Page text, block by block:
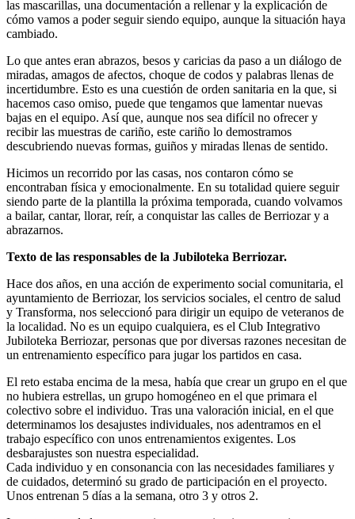
las mascarillas, una documentación a rellenar y la explicación de
cómo vamos a poder seguir siendo equipo, aunque la situación haya
cambiado.
Lo que antes eran abrazos, besos y caricias da paso a un diálogo de
miradas, amagos de afectos, choque de codos y palabras llenas de
incertidumbre. Esto es una cuestión de orden sanitaria en la que, si
hacemos caso omiso, puede que tengamos que lamentar nuevas
bajas en el equipo. Así que, aunque nos sea difícil no ofrecer y
recibir las muestras de cariño, este cariño lo demostramos
descubriendo nuevas formas, guiños y miradas llenas de sentido.
Hicimos un recorrido por las casas, nos contaron cómo se
encontraban física y emocionalmente. En su totalidad quiere seguir
siendo parte de la plantilla la próxima temporada, cuando volvamos
a bailar, cantar, llorar, reír, a conquistar las calles de Berriozar y a
abrazarnos.
Texto de las responsables de la Jubiloteka Berriozar.
Hace dos años, en una acción de experimento social comunitaria, el
ayuntamiento de Berriozar, los servicios sociales, el centro de salud
y Transforma, nos seleccionó para dirigir un equipo de veteranos de
la localidad. No es un equipo cualquiera, es el Club Integrativo
Jubiloteka Berriozar, personas que por diversas razones necesitan de
un entrenamiento específico para jugar los partidos en casa.
El reto estaba encima de la mesa, había que crear un grupo en el que
no hubiera estrellas, un grupo homogéneo en el que primara el
colectivo sobre el individuo. Tras una valoración inicial, en el que
determinamos los desajustes individuales, nos adentramos en el
trabajo específico con unos entrenamientos exigentes. Los
desbarajustes son nuestra especialidad.
Cada individuo y en consonancia con las necesidades familiares y
de cuidados, determinó su grado de participación en el proyecto.
Unos entrenan 5 días a la semana, otro 3 y otros 2.